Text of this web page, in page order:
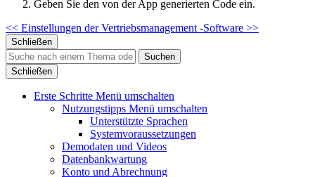
Geben Sie den von der App generierten Code ein.
<< Einstellungen der Vertriebsmanagement -Software >>
Schließen
Suchen
Schließen
Erste Schritte Menü umschalten
Nutzungstipps Menü umschalten
Unterstützte Sprachen
Systemvoraussetzungen
Demodaten und Videos
Datenbankwartung
Konto und Abrechnung